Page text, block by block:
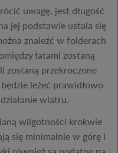
uwagę, jest długość
jej podstawie ustala się
znaleźć w folderach
łatami zostaną
zostaną przekroczone
leżeć prawidłowo
wiatru.
wilgotności krokwie
się minimalnie w górę i